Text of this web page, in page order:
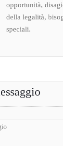
opportunità,
della legalità,
speciali.